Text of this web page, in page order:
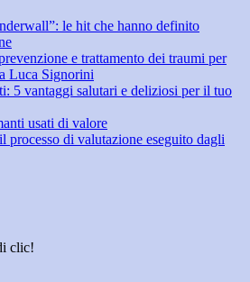
le hit che hanno definito
e trattamento dei traumi per
Luca Signorini
5 vantaggi salutari e deliziosi per il tuo
usati di valore
processo di valutazione eseguito dagli
clic!